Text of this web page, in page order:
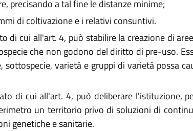
precisando a tal fine le distanze minime;
di coltivazione e i relativi consuntivi.
di cui all'art. 4, può stabilire la creazione di
che non godono del diritto di pre-uso.
sottospecie, varietà e gruppi di varietà possa
di cui all'art. 4, può deliberare l'istituzione,
un territorio privo di soluzioni di
genetiche e sanitarie.